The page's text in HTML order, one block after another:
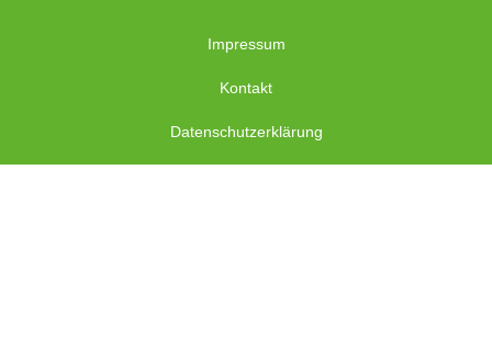
Impressum
Kontakt
Datenschutzerklärung